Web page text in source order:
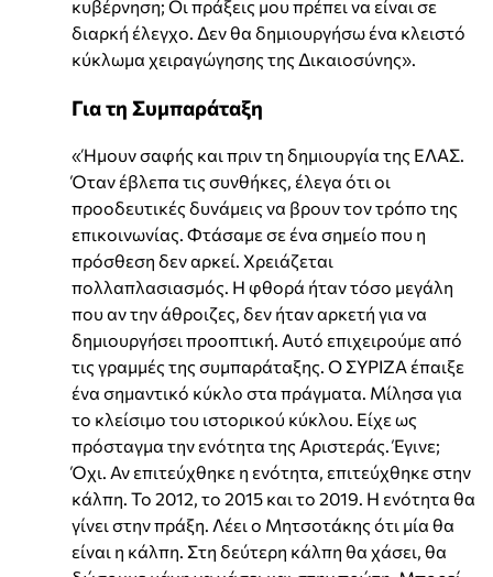
κυβέρνηση; Οι πράξεις μου πρέπει να είναι σε
διαρκή έλεγχο. Δεν θα δημιουργήσω ένα κλειστό
κύκλωμα χειραγώγησης της Δικαιοσύνης».
Για τη Συμπαράταξη
«Ήμουν σαφής και πριν τη δημιουργία της ΕΛΑΣ.
Όταν έβλεπα τις συνθήκες, έλεγα ότι οι
προοδευτικές δυνάμεις να βρουν τον τρόπο της
επικοινωνίας. Φτάσαμε σε ένα σημείο που η
πρόσθεση δεν αρκεί. Χρειάζεται
πολλαπλασιασμός. Η φθορά ήταν τόσο μεγάλη
που αν την άθροιζες, δεν ήταν αρκετή για να
δημιουργήσει προοπτική. Αυτό επιχειρούμε από
τις γραμμές της συμπαράταξης. Ο ΣΥΡΙΖΑ έπαιξε
ένα σημαντικό κύκλο στα πράγματα. Μίλησα για
το κλείσιμο του ιστορικού κύκλου. Είχε ως
πρόσταγμα την ενότητα της Αριστεράς. Έγινε;
Όχι. Αν επιτεύχθηκε η ενότητα, επιτεύχθηκε στην
κάλπη. Το 2012, το 2015 και το 2019. Η ενότητα θα
γίνει στην πράξη. Λέει ο Μητσοτάκης ότι μία θα
είναι η κάλπη. Στη δεύτερη κάλπη θα χάσει, θα